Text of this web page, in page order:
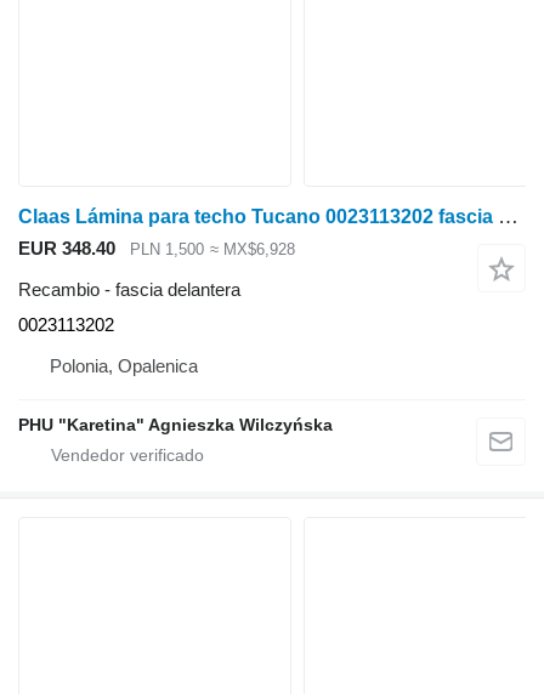
Claas Lámina para techo Tucano 0023113202 fascia delantera para Claas Tucano cosechadora de cereales
EUR 348.40 PLN 1,500 ≈ MX$6,928
Recambio - fascia delantera
0023113202
Polonia, Opalenica
PHU "Karetina" Agnieszka Wilczyńska